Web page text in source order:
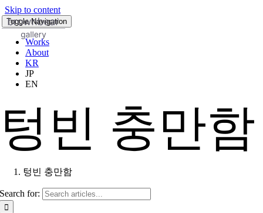
Skip to content
Toggle Navigation
Works
About
KR
JP
EN
텅빈 충만함
텅빈 충만함
Search for: